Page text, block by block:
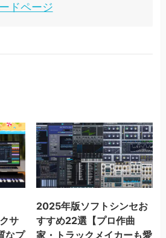
ドページ
サ
なプ
2025年版ソフトシンセお
すすめ22選【プロ作曲
家・トラックメイカーも愛